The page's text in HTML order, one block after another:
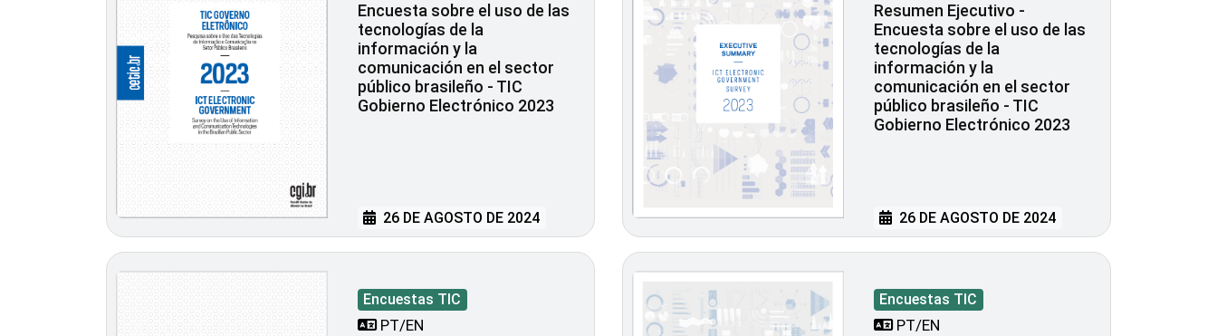
Encuesta sobre el uso de las
tecnologías de la
información y la
comunicación en el sector
público brasileño - TIC
Gobierno Electrónico 2023
26 DE AGOSTO DE 2024
Resumen Ejecutivo -
Encuesta sobre el uso de las
tecnologías de la
información y la
comunicación en el sector
público brasileño - TIC
Gobierno Electrónico 2023
26 DE AGOSTO DE 2024
Encuestas TIC
PT/EN
Encuestas TIC
PT/EN